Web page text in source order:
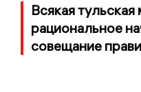
Всякая
рациональное
совещание